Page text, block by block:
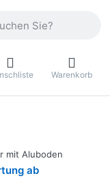
Warenkorb
mit Aluboden
ab